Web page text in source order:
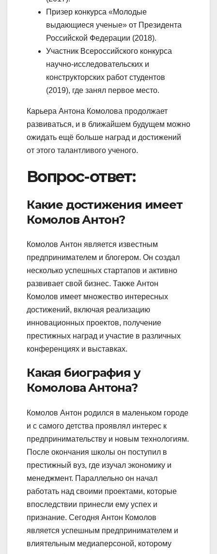
Призер конкурса «Молодые
выдающиеся ученые» от Президента
Российской Федерации (2018).
Участник Всероссийского конкурса
научно-исследовательских и
конструкторских работ студентов
(2019), где занял первое место.
Карьера Антона Комолова продолжает
развиваться, и в ближайшем будущем можно
ожидать ещё больше наград и достижений
от этого талантливого ученого.
Вопрос-ответ:
Какие достижения имеет
Комолов Антон?
Комолов Антон является известным
предпринимателем и блогером. Он создал
несколько успешных стартапов и активно
развивает свой бизнес. Также Антон
Комолов имеет множество интересных
достижений, включая реализацию
инновационных проектов, получение
престижных наград и участие в различных
конференциях и выставках.
Какая биография у
Комолова Антона?
Комолов Антон родился в маленьком городе
и с самого детства проявлял интерес к
предпринимательству и новым технологиям.
После окончания школы он поступил в
престижный вуз, где изучал экономику и
менеджмент. Параллельно он начал
работать над своими проектами, которые
впоследствии принесли ему успех и
признание. Сегодня Антон Комолов
является успешным предпринимателем и
влиятельным медиаперсоной, которому